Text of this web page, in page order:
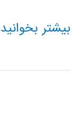
فیلم
simElectronics
بیشتر